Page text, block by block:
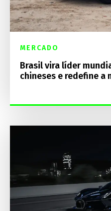
MERCADO
Brasil vira líder
chineses e redefine a